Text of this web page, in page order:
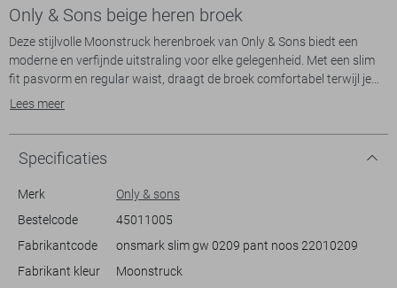
Only & Sons beige heren broek
Deze stijlvolle Moonstruck herenbroek van Only & Sons biedt een
moderne en verfijnde uitstraling voor elke gelegenheid. Met een slim
fit pasvorm en regular waist, draagt de broek comfortabel terwijl je
looks eigentijds blijven. Het ontwerp bevat praktische steekzakken en
ervoor dat de broek eenvoudig te combineren is met verschillende
stijlen en kleuren, ideaal voor een zakelijke bijeenkomst of een
informele gelegenheid.
De broek is vervaardigd met een mix van 64% viscose, 31% polyester
comfortabel houdt. De normale lengtesamenstelling maakt het een
perfecte match voor diverse schoenen, van nette schoenen tot casual
sneakers. Of je nu naar een feest gaat of een dag op kantoor, deze
Lees meer
Specificaties
Merk
Only & sons
Bestelcode
45011005
Fabrikantcode
onsmark slim gw 0209 pant noos 22010209
Fabrikant kleur
Moonstruck